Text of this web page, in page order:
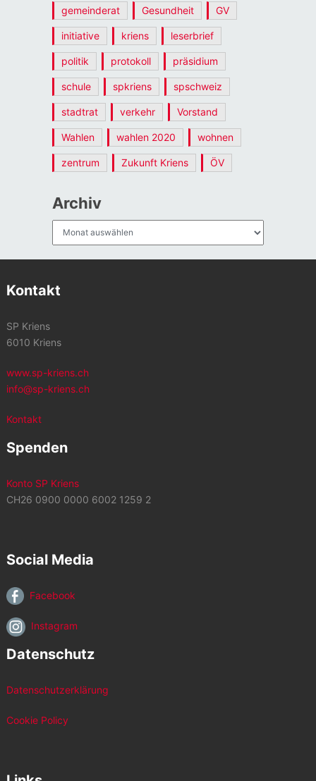
gemeinderat Gesundheit GV
initiative kriens leserbrief
politik protokoll präsidium
schule spkriens spschweiz
stadtrat verkehr Vorstand
Wahlen wahlen 2020 wohnen
zentrum Zukunft Kriens ÖV
Archiv
Kontakt
SP Kriens
6010 Kriens
www.sp-kriens.ch
info@sp-kriens.ch
Kontakt
Spenden
Konto SP Kriens
CH26 0900 0000 6002 1259 2
Social Media
Facebook
Instagram
Datenschutz
Datenschutzerklärung
Cookie Policy